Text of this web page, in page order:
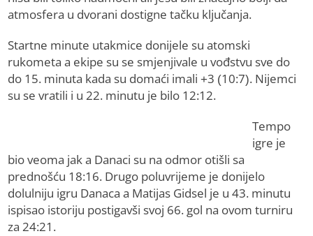
atmosfera u dvorani dostigne tačku ključanja.
Startne minute utakmice donijele su atomski
rukometa a ekipe su se smjenjivale u vođstvu sve do
do 15. minuta kada su domaći imali +3 (10:7). Nijemci
su se vratili i u 22. minutu je bilo 12:12.
Tempo
igre je
bio veoma jak a Danaci su na odmor otišli sa
prednošću 18:16. Drugo poluvrijeme je donijelo
dolulniju igru Danaca a Matijas Gidsel je u 43. minutu
ispisao istoriju postigavši svoj 66. gol na ovom turniru
za 24:21.